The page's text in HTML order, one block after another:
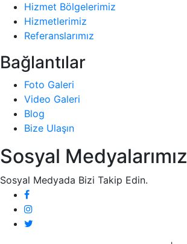
Hizmet Bölgelerimiz
Hizmetlerimiz
Referanslarımız
Bağlantılar
Foto Galeri
Video Galeri
Blog
Bize Ulaşın
Sosyal Medyalarımız
Sosyal Medyada Bizi Takip Edin.